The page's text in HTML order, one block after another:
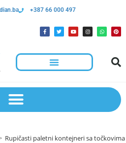
+387 66 000 497
Rupičasti paletni kontejneri sa točkovima